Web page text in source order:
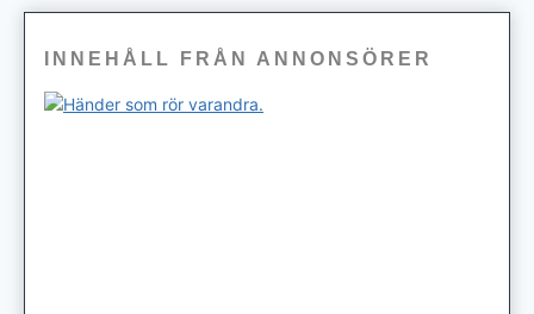
INNEHÅLL FRÅN ANNONSÖRER